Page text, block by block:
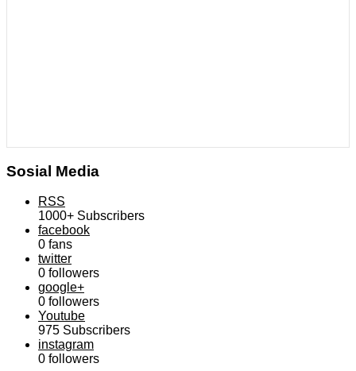
Sosial Media
RSS
1000+ Subscribers
facebook
0 fans
twitter
0 followers
google+
0 followers
Youtube
975 Subscribers
instagram
0 followers